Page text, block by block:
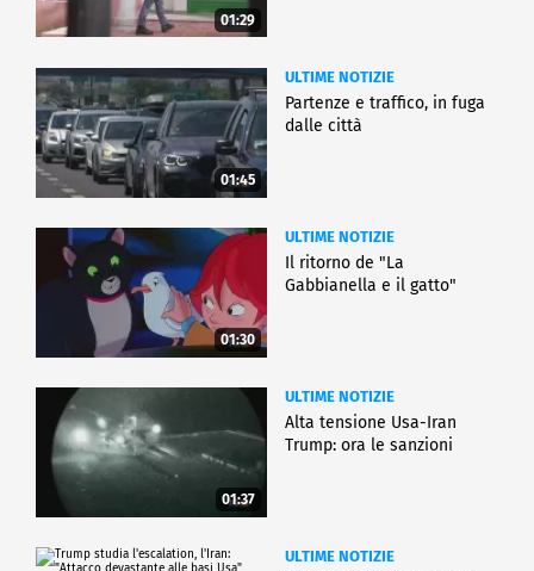
01:29
01:45
ULTIME NOTIZIE
Partenze e traffico, in fuga
dalle città
01:30
ULTIME NOTIZIE
Il ritorno de "La
Gabbianella e il gatto"
01:37
ULTIME NOTIZIE
Alta tensione Usa-Iran
Trump: ora le sanzioni
ULTIME NOTIZIE